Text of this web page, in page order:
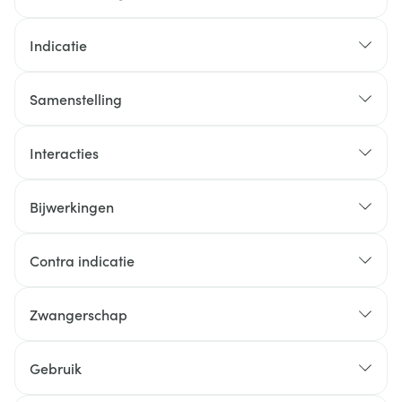
Indicatie
Samenstelling
Interacties
Bijwerkingen
Contra indicatie
geneesmiddel. Deze stoffen kunt u vinden in rubriek
U bent zich minder bewust van uw omgeving of uw
Zwangerschap
Gebruik